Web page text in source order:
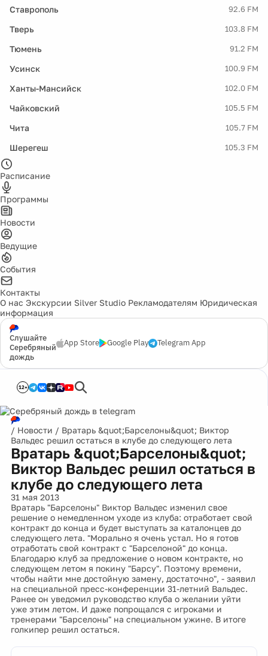
Ставрополь 92.6 FM
Тверь 103.8 FM
Тюмень 91.2 FM
Усинск 100.9 FM
Ханты-Мансийск 102.0 FM
Чайковский 105.5 FM
Чита 105.7 FM
Шерегеш 105.3 FM
Расписание
Программы
Новости
Ведущие
События
Контакты
О нас Экскурсии Silver Studio Рекламодателям Юридическая
информация
Слушайте
Серебряный
дождь
App Store Google Play Telegram App
12+
/ Новости / Вратарь &quot;Барселоны&quot; Виктор
Вальдес решил остаться в клубе до следующего лета
Вратарь &quot;Барселоны&quot;
Виктор Вальдес решил остаться в
клубе до следующего лета
31 мая 2013
Вратарь "Барселоны" Виктор Вальдес изменил свое
решение о немедленном уходе из клуба: отработает свой
контракт до конца и будет выступать за каталонцев до
следующего лета. "Морально я очень устал. Но я готов
отработать свой контракт с "Барселоной" до конца.
Благодарю клуб за предложение о новом контракте, но
следующем летом я покину "Барсу". Поэтому времени,
чтобы найти мне достойную замену, достаточно", - заявил
на специальной пресс-конференции 31-летний Вальдес.
Ранее он уведомил руководство клуба о желании уйти
уже этим летом. И даже попрощался с игроками и
тренерами "Барселоны" на специальном ужине. В итоге
голкипер решил остаться.